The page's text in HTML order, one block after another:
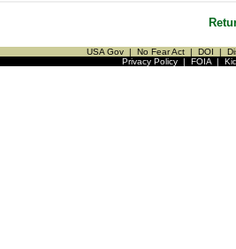
USA Gov | No Fear Act | DOI |
Privacy Policy| FOIA|